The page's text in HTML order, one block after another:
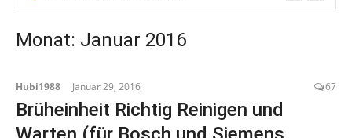
Monat: Januar 2016
Hubi1988 Januar 29, 2016 67
Brüheinheit Richtig Reinigen und